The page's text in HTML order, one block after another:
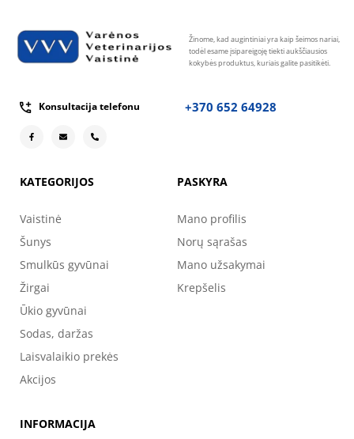
Žinome, kad augintiniai yra kaip šeimos nariai,
todėl esame įsipareigoję tiekti aukščiausios
kokybės produktus, kuriais galite pasitikėti.
Konsultacija telefonu +370 652 64928
KATEGORIJOS
Vaistinė
Šunys
Smulkūs gyvūnai
Žirgai
Ūkio gyvūnai
Sodas, daržas
Laisvalaikio prekės
Akcijos
PASKYRA
Mano profilis
Norų sąrašas
Mano užsakymai
Krepšelis
INFORMACIJA